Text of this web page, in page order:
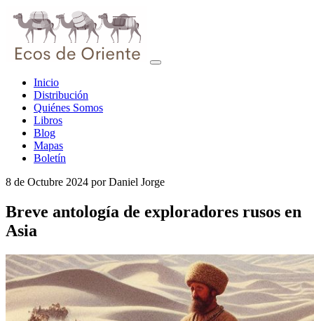
Inicio
Distribución
Quiénes Somos
Libros
Blog
Mapas
Boletín
8 de Octubre 2024 porDaniel Jorge
Breve antología de exploradores rusos en
Asia